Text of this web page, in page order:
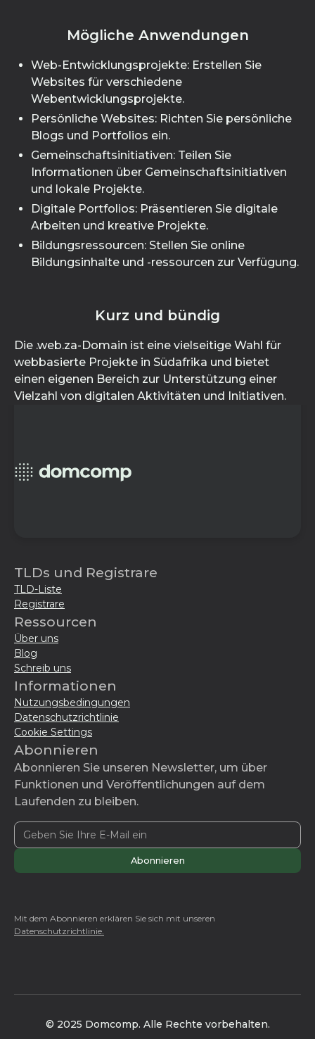
Mögliche Anwendungen
Web-Entwicklungsprojekte: Erstellen Sie
Websites für verschiedene
Webentwicklungsprojekte.
Persönliche Websites: Richten Sie persönliche
Blogs und Portfolios ein.
Gemeinschaftsinitiativen: Teilen Sie
Informationen über Gemeinschaftsinitiativen
und lokale Projekte.
Digitale Portfolios: Präsentieren Sie digitale
Arbeiten und kreative Projekte.
Bildungsressourcen: Stellen Sie online
Bildungsinhalte und -ressourcen zur Verfügung.
Kurz und bündig
Die .web.za-Domain ist eine vielseitige Wahl für
webbasierte Projekte in Südafrika und bietet
einen eigenen Bereich zur Unterstützung einer
Vielzahl von digitalen Aktivitäten und Initiativen.
TLDs und Registrare
TLD-Liste
Registrare
Ressourcen
Über uns
Blog
Schreib uns
Informationen
Nutzungsbedingungen
Datenschutzrichtlinie
Cookie Settings
Abonnieren
Abonnieren Sie unseren Newsletter, um über
Funktionen und Veröffentlichungen auf dem
Laufenden zu bleiben.
Mit dem Abonnieren erklären Sie sich mit unseren
Datenschutzrichtlinie.
© 2025 Domcomp. Alle Rechte vorbehalten.